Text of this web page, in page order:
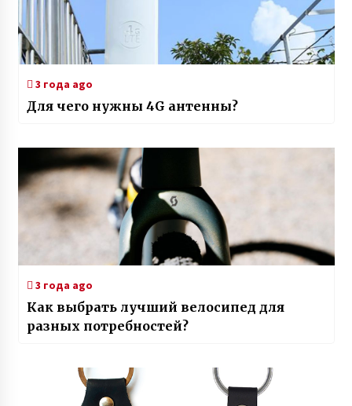
3 года ago
Для чего нужны 4G антенны?
3 года ago
Как выбрать лучший велосипед для
разных потребностей?